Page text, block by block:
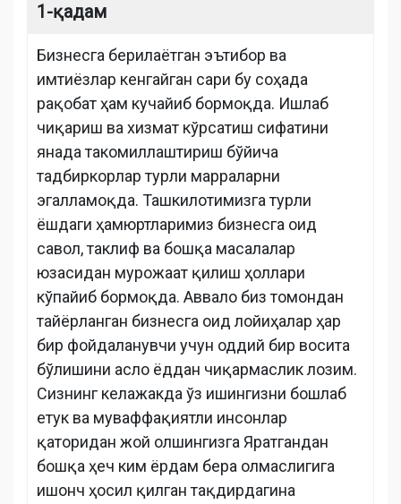
1-қадам
Бизнесга берилаётган эътибор ва
имтиёзлар кенгайган сари бу соҳада
рақобат ҳам кучайиб бормоқда. Ишлаб
чиқариш ва хизмат кўрсатиш сифатини
янада такомиллаштириш бўйича
тадбиркорлар турли марраларни
эгалламоқда. Ташкилотимизга турли
ёшдаги ҳамюртларимиз бизнесга оид
савол, таклиф ва бошқа масалалар
юзасидан мурожаат қилиш ҳоллари
кўпайиб бормоқда. Аввало биз томондан
тайёрланган бизнесга оид лойиҳалар ҳар
бир фойдаланувчи учун оддий бир восита
бўлишини асло ёддан чиқармаслик лозим.
Сизнинг келажакда ўз ишингизни бошлаб
етук ва муваффақиятли инсонлар
қаторидан жой олшингизга Яратгандан
бошқа ҳеч ким ёрдам бера олмаслигига
ишонч ҳосил қилган тақдирдагина